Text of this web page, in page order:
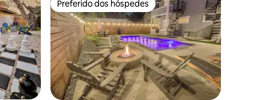
Preferido dos hóspedes
Preferido dos hóspedes